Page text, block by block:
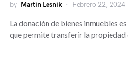
by Martin Lesnik Febrero 22, 2024
La donación de bienes inmuebles
que permite transferir la propiedad